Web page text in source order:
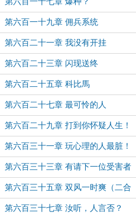
第六百一十九章 佣兵系统
第六百二十一章 我没有开挂
第六百二十三章 闪现送终
第六百二十五章 科比馬
第六百二十七章 最可怜的人
第六百二十九章 打到你怀疑人生！
第六百三十一章 玩心理的人最脏！
第六百三十三章 有请下一位受害者
（二合一）
第六百三十五章 双风一时爽（二合
一）
第六百三十七章 汝听，人言否？